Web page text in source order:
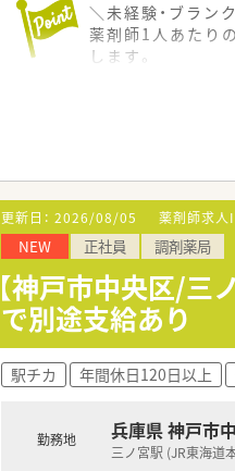
＼未経験・ブラン
薬剤師1人あたり
します。
【店舗情報と応需
■阪急神戸本線
■主な応需科目は
■処方箋は1日平
【募集背景と求め
■今回は欠員補充
■患者様とのコミ
■意欲と誠実さを
【法人特徴について
■大阪府に本社を
■カウンセリング
■全売上の20％
更新日： 2026/08/05 薬剤師求人
NEW 正社員 調剤薬局
【神戸市中央区/三
で別途支給あり
駅チカ 年間休日120日以上
勤務地 兵庫県 神戸市
三ノ宮駅 (JR東海道